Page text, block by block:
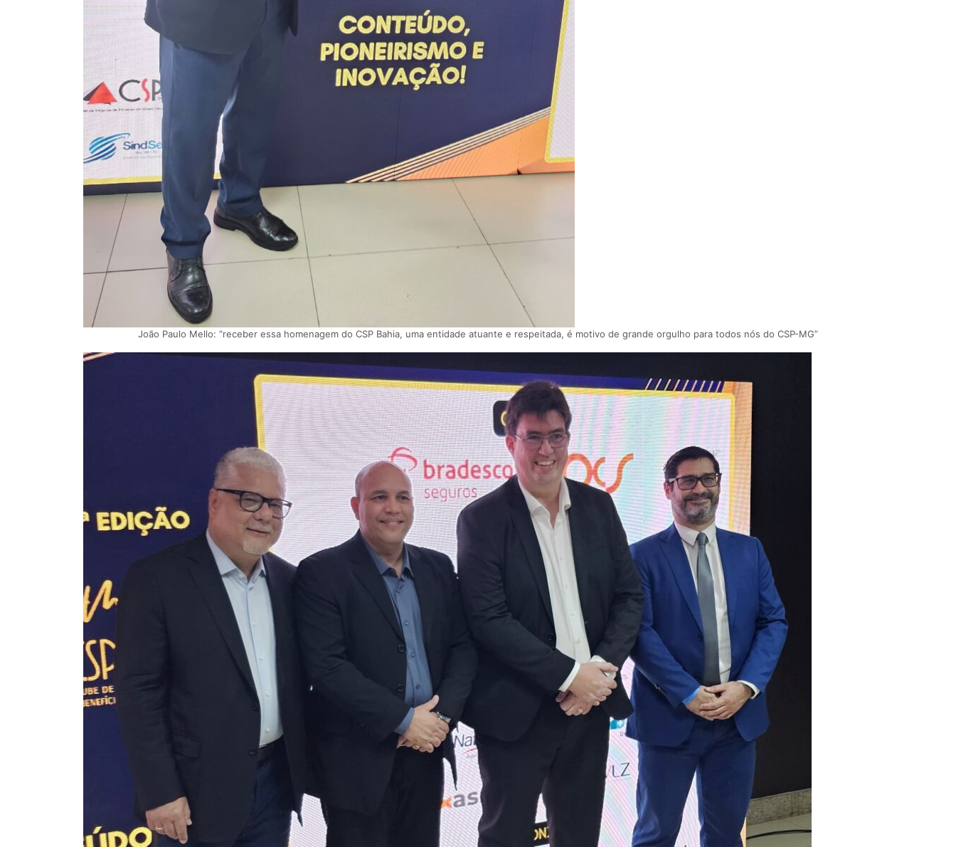
João Paulo Mello: “receber essa homenagem do CSP Bahia, uma entidade atuante e respeitada, é motivo de grande orgulho para todos nós do CSP-MG”